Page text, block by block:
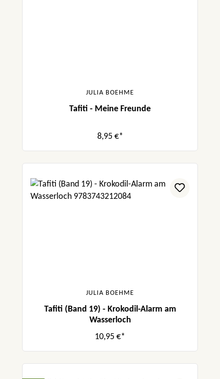
JULIA BOEHME
Tafiti - Meine Freunde
8,95 €*
JULIA BOEHME
Tafiti (Band 19) - Krokodil-Alarm am
Wasserloch
10,95 €*